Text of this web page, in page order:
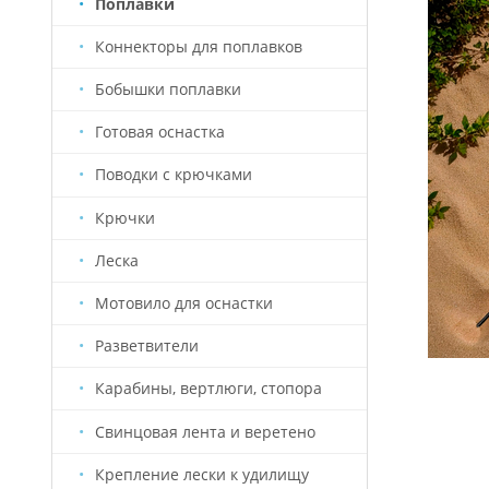
Коннекторы для поплавков
Бобышки поплавки
Готовая оснастка
Поводки с крючками
Крючки
Леска
Мотовило для оснастки
Разветвители
Карабины, вертлюги, стопора
Свинцовая лента и веретено
Крепление лески к удилищу